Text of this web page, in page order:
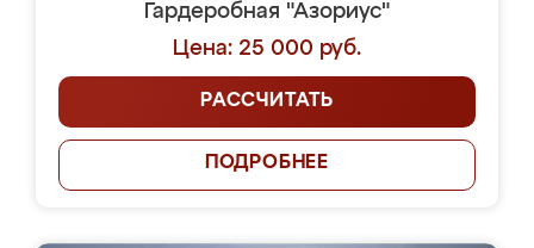
Гардеробная "Азориус"
Цена: 25 000 руб.
РАССЧИТАТЬ
ПОДРОБНЕЕ